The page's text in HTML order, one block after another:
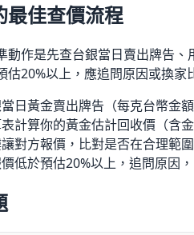
最佳查價流程
動作是先查台銀當日賣出牌告
估20%以上，應追問原因或換家
日黃金賣出牌告（每克台幣金額
計算你的黃金估計回收價（含金
對方報價，比對是否在合理範
低於預估20%以上，追問原因